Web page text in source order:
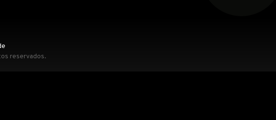
reservados.